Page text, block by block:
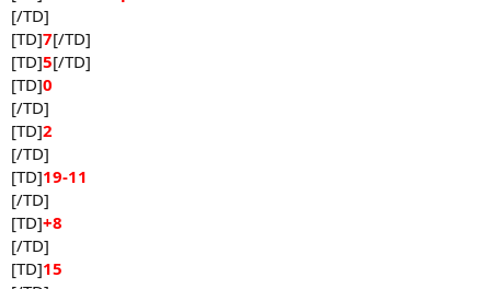
[/TD]
[TD]7[/TD]
[TD]5[/TD]
[TD]0
[/TD]
[TD]2
[/TD]
[TD]19-11
[/TD]
[TD]+8
[/TD]
[TD]15